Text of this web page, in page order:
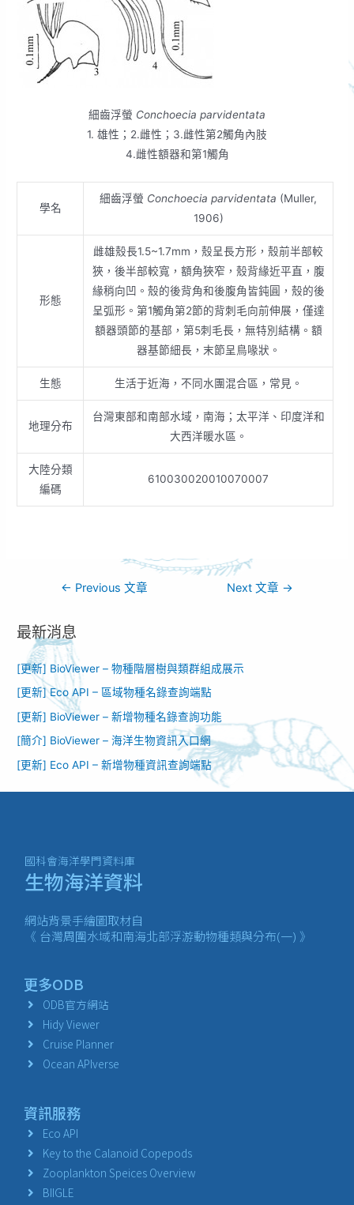
細齒浮螢 Conchoecia parvidentata
1. 雄性；2.雌性；3.雌性第2觸角內肢
4.雌性額器和第1觸角
學名
細齒浮螢 Conchoecia parvidentata (Muller,
1906)
形態
雌雄殼長1.5~1.7mm，殼呈長方形，殼前半部較
狹，後半部較寬，額角狹窄，殼背緣近平直，腹
緣稍向凹。殼的後背角和後腹角皆鈍圓，殼的後
呈弧形。第1觸角第2節的背刺毛向前伸展，僅達
額器頭節的基部，第5刺毛長，無特別結構。額
器基節細長，末節呈鳥喙狀。
生態 生活于近海，不同水團混合區，常見。
地理分布
台灣東部和南部水域，南海；太平洋、印度洋和
大西洋暖水區。
大陸分類
編碼
610030020010070007
← Previous 文章 Next 文章 →
最新消息
[更新] BioViewer – 物種階層樹與類群組成展示
[更新] Eco API – 區域物種名錄查詢端點
[更新] BioViewer – 新增物種名錄查詢功能​
[簡介] BioViewer – 海洋生物資訊入口網​
[更新] Eco API – 新增物種資訊查詢端點
國科會海洋學門資料庫
生物海洋資料
網站背景手繪圖取材自
《 台灣周圍水域和南海北部浮游動物種類與分布(一) 》
更多ODB
ODB官方網站
Hidy Viewer
Cruise Planner
Ocean APIverse
資訊服務
Eco API
Key to the Calanoid Copepods
Zooplankton Speices Overview
BIIGLE